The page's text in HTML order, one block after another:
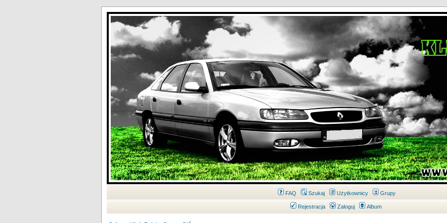
FAQ Szukaj Użytkownicy Grupy
Rejestracja Zaloguj Album